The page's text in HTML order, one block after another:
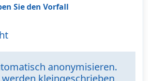
Sie den Vorfall
anonymisieren.
kleingeschrieben